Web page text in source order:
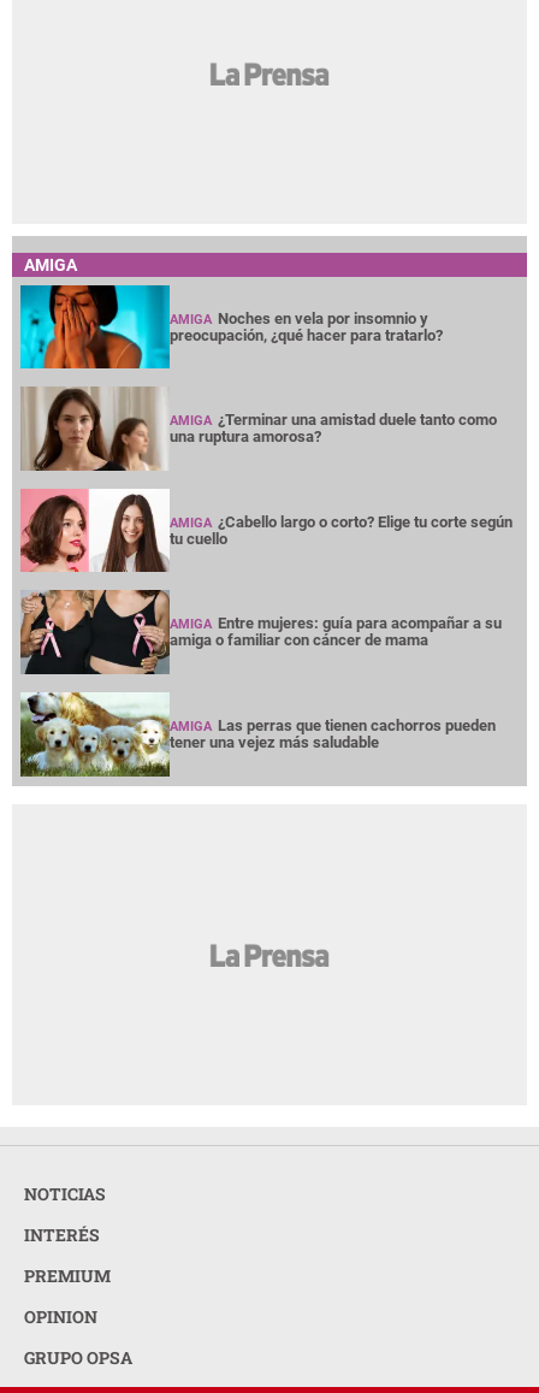
AMIGA
AMIGA Noches en vela por insomnio y
preocupación, ¿qué hacer para tratarlo?
AMIGA ¿Terminar una amistad duele tanto como
una ruptura amorosa?
AMIGA ¿Cabello largo o corto? Elige tu corte según
tu cuello
AMIGA Entre mujeres: guía para acompañar a su
amiga o familiar con cáncer de mama
AMIGA Las perras que tienen cachorros pueden
tener una vejez más saludable
NOTICIAS
INTERÉS
PREMIUM
OPINION
GRUPO OPSA